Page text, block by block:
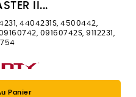
II...
4404231S, 4500442,
09160742S, 9112231,
Panier